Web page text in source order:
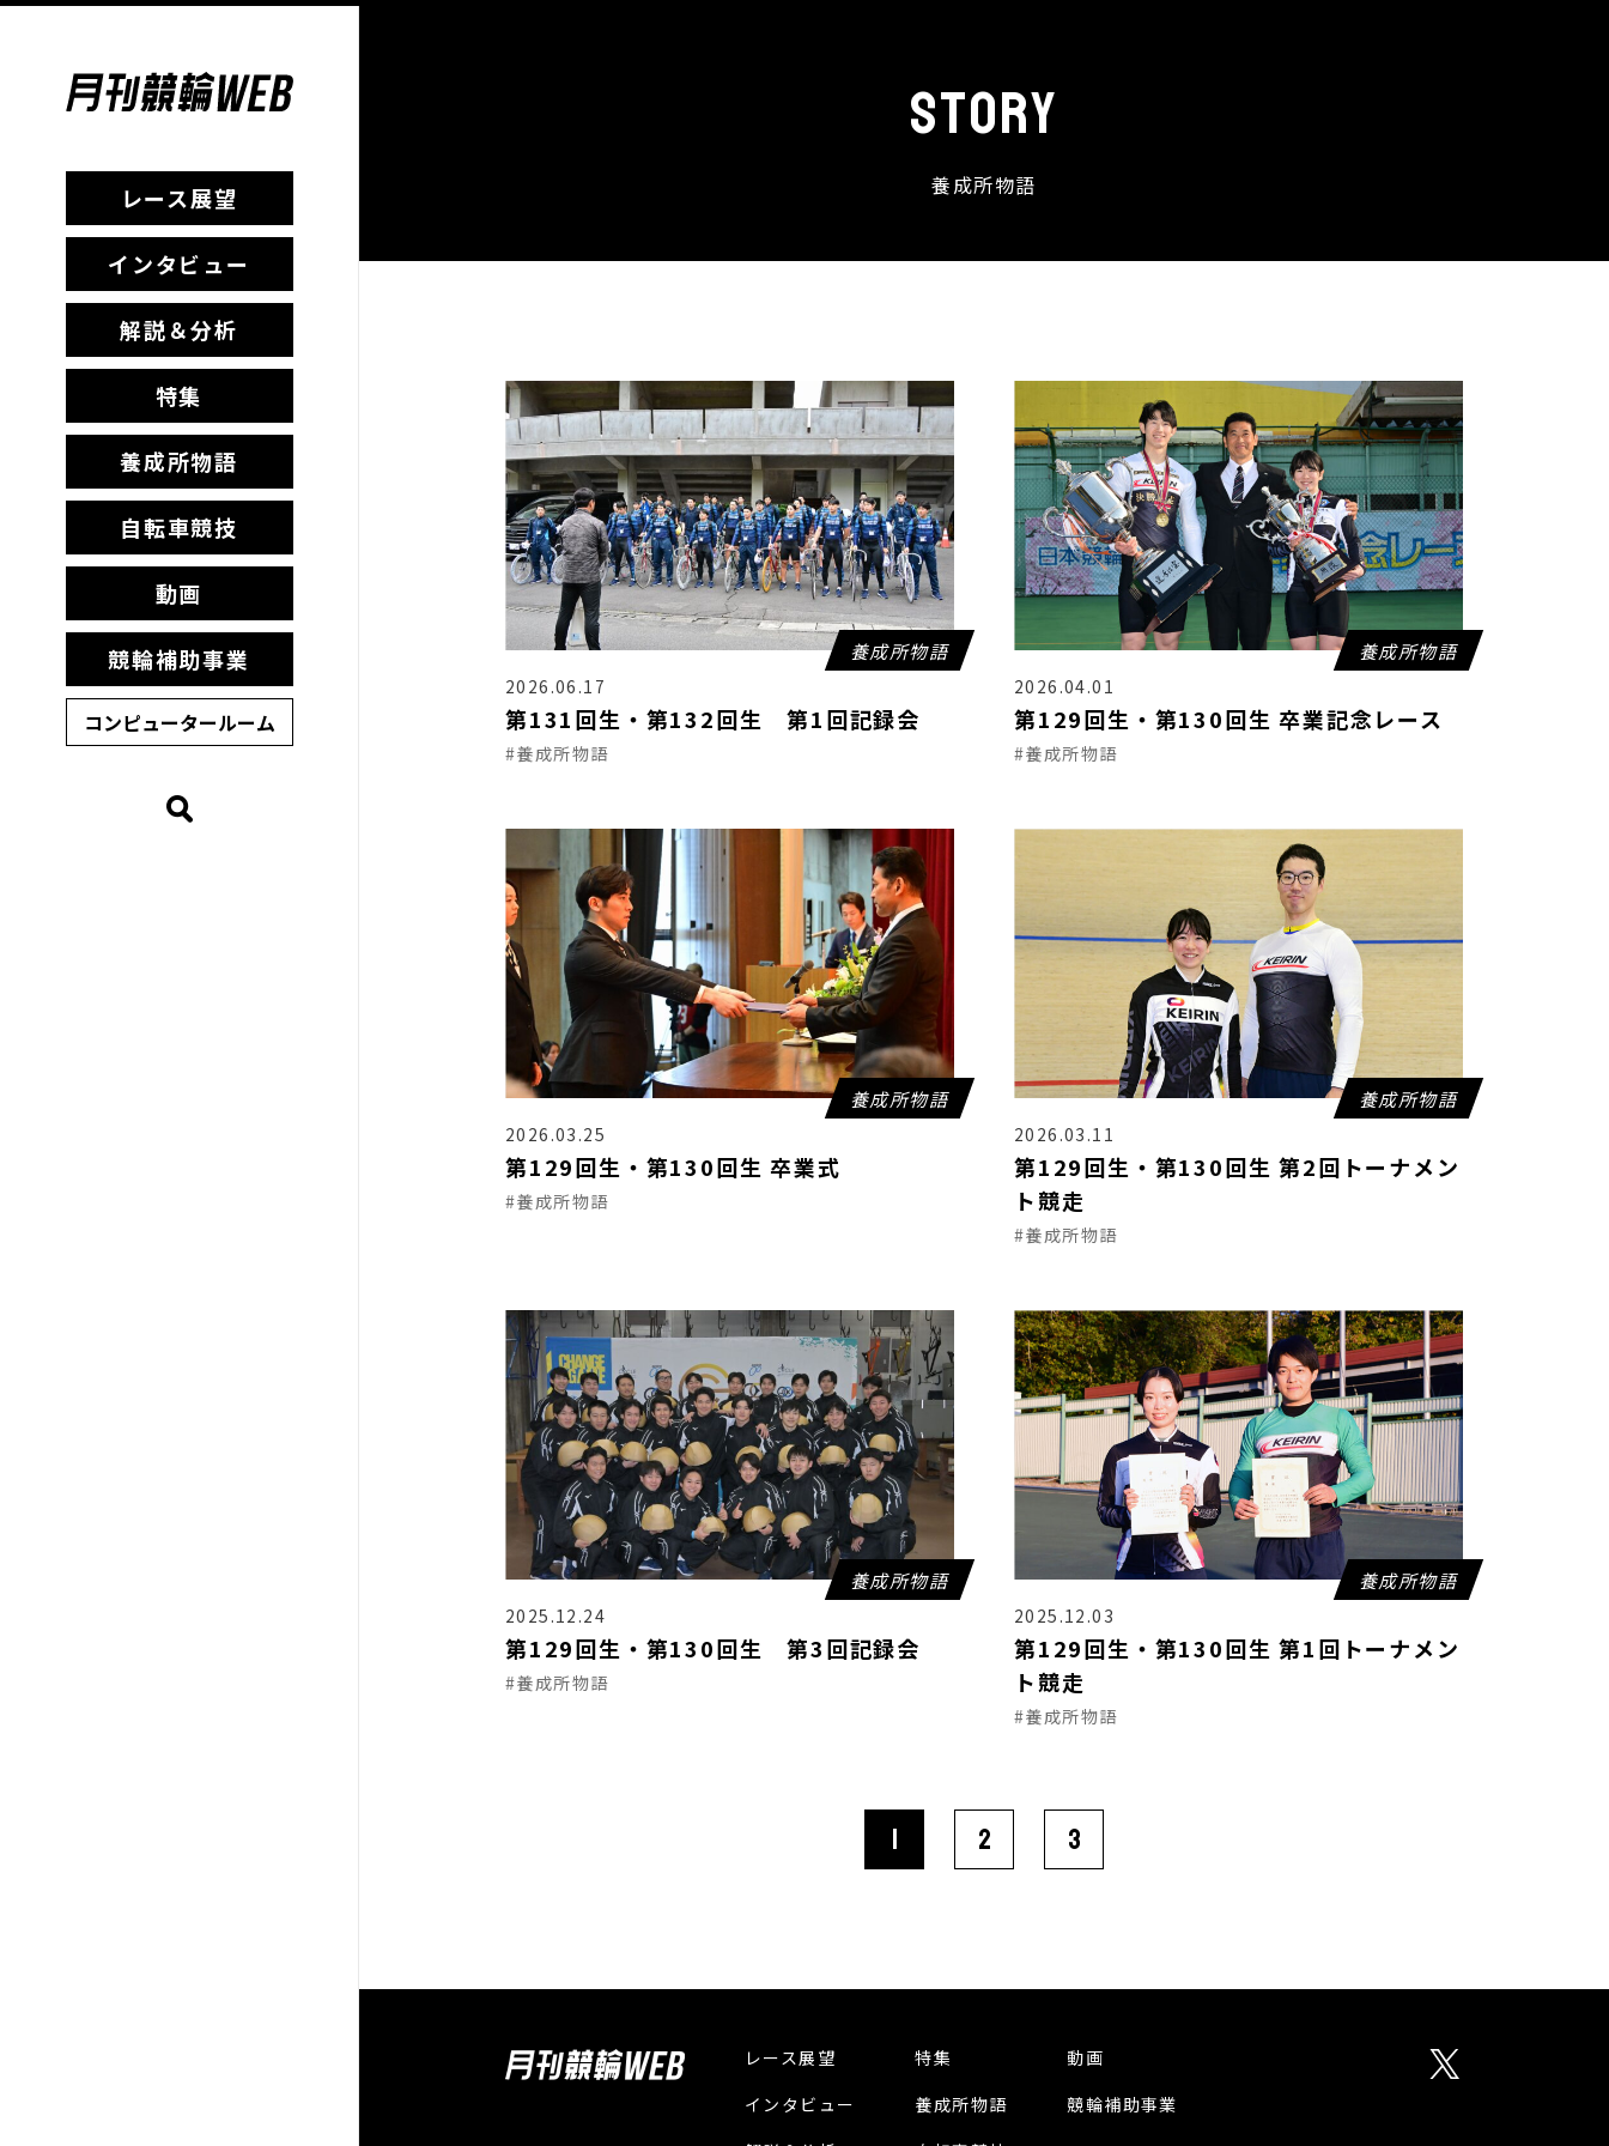
レース展望
インタビュー
解説＆分析
特集
養成所物語
自転車競技
動画
競輪補助事業
コンピュータールーム
story
養成所物語
養成所物語
2026.06.17
第131回生・第132回生 第1回記録会
#養成所物語
養成所物語
2026.04.01
第129回生・第130回生 卒業記念レース
#養成所物語
養成所物語
2026.03.25
第129回生・第130回生 卒業式
#養成所物語
養成所物語
2026.03.11
第129回生・第130回生 第2回トーナメン
ト競走
#養成所物語
養成所物語
2025.12.24
第129回生・第130回生 第3回記録会
#養成所物語
養成所物語
2025.12.03
第129回生・第130回生 第1回トーナメン
ト競走
#養成所物語
1 2 3
レース展望
インタビュー
特集
養成所物語
動画
競輪補助事業